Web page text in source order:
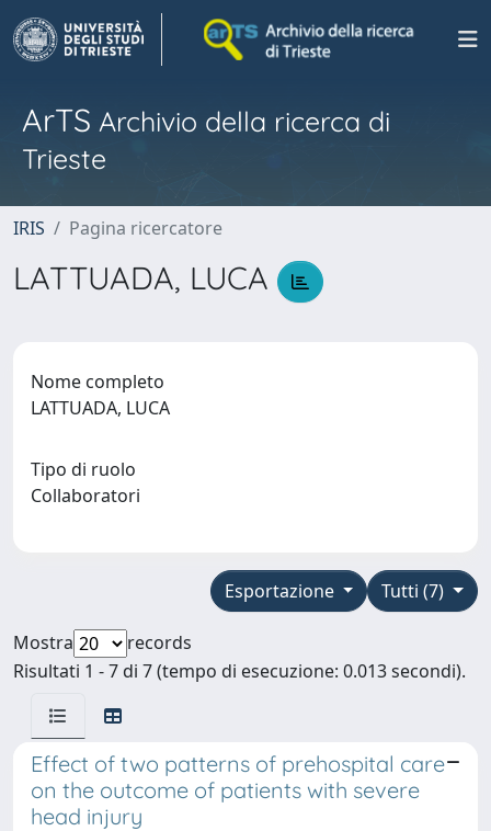
ArTS Archivio della ricerca di
Trieste
IRIS Pagina ricercatore
LATTUADA, LUCA
Nome completo
LATTUADA, LUCA
Tipo di ruolo
Collaboratori
Tutti (7)
Esportazione
Mostra
records
Risultati 1 - 7 di 7 (tempo di esecuzione: 0.013 secondi).
Effect of two patterns of prehospital care
on the outcome of patients with severe
head injury